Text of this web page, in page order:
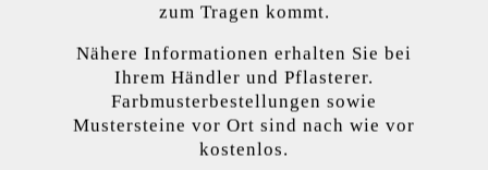
Kanten und der leicht bombierten Oberfläche passt
bei Gebäuden im Landhausstil fügt es sich optisch gut ein. Bei
Kombipflaster sind es drei verschiedene Steingrößen. Diese
Cookies, um Ihnen die bestmögliche Funktionalität bieten zu können...
zum Tragen kommt.
Nähere Informationen erhalten Sie bei
Ihrem Händler und Pflasterer.
Farbmusterbestellungen sowie
Mustersteine vor Ort sind nach wie vor
kostenlos.